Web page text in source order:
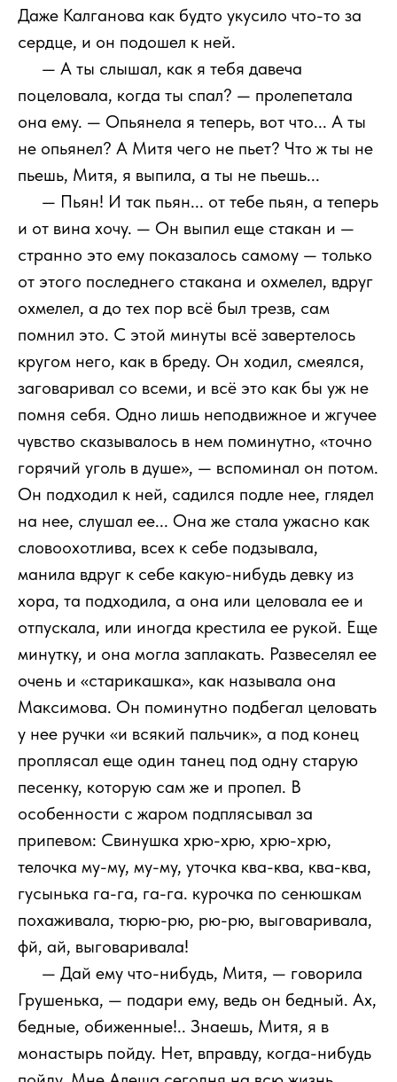
Даже Калганова как будто укусило что-то за
сердце, и он подошел к ней.
— А ты слышал, как я тебя давеча
поцеловала, когда ты спал? — пролепетала
она ему. — Опьянела я теперь, вот что... А ты
не опьянел? А Митя чего не пьет? Что ж ты не
пьешь, Митя, я выпила, а ты не пьешь...
— Пьян! И так пьян... от тебе пьян, а теперь
и от вина хочу. — Он выпил еще стакан и —
странно это ему показалось самому — только
от этого последнего стакана и охмелел, вдруг
охмелел, а до тех пор всё был трезв, сам
помнил это. С этой минуты всё завертелось
кругом него, как в бреду. Он ходил, смеялся,
заговаривал со всеми, и всё это как бы уж не
помня себя. Одно лишь неподвижное и жгучее
чувство сказывалось в нем поминутно, «точно
горячий уголь в душе», — вспоминал он потом.
Он подходил к ней, садился подле нее, глядел
на нее, слушал ее... Она же стала ужасно как
словоохотлива, всех к себе подзывала,
манила вдруг к себе какую-нибудь девку из
хора, та подходила, а она или целовала ее и
отпускала, или иногда крестила ее рукой. Еще
минутку, и она могла заплакать. Развеселял ее
очень и «старикашка», как называла она
Максимова. Он поминутно подбегал целовать
у нее ручки «и всякий пальчик», а под конец
проплясал еще один танец под одну старую
песенку, которую сам же и пропел. В
особенности с жаром подплясывал за
припевом: Свинушка хрю-хрю, хрю-хрю,
телочка му-му, му-му, уточка ква-ква, ква-ква,
гусынька га-га, га-га. курочка по сенюшкам
похаживала, тюрю-рю, рю-рю, выговаривала,
фй, ай, выговаривала!
— Дай ему что-нибудь, Митя, — говорила
Грушенька, — подари ему, ведь он бедный. Ах,
бедные, обиженные!.. Знаешь, Митя, я в
монастырь пойду. Нет, вправду, когда-нибудь